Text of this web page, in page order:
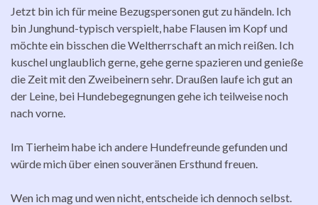
Jetzt bin ich für meine Bezugspersonen gut zu händeln. Ich
bin Junghund-typisch verspielt, habe Flausen im Kopf und
möchte ein bisschen die Weltherrschaft an mich reißen. Ich
kuschel unglaublich gerne, gehe gerne spazieren und genieße
die Zeit mit den Zweibeinern sehr. Draußen laufe ich gut an
der Leine, bei Hundebegegnungen gehe ich teilweise noch
nach vorne.
Im Tierheim habe ich andere Hundefreunde gefunden und
würde mich über einen souveränen Ersthund freuen.
Wen ich mag und wen nicht, entscheide ich dennoch selbst.